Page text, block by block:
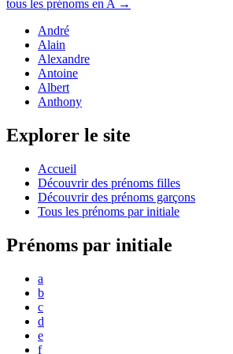
tous les prénoms en A →
André
Alain
Alexandre
Antoine
Albert
Anthony
Explorer le site
Accueil
Découvrir des prénoms filles
Découvrir des prénoms garçons
Tous les prénoms par initiale
Prénoms par initiale
a
b
c
d
e
f